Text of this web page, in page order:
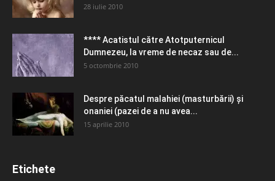
28 iulie 2010
**** Acatistul către Atotputernicul
Dumnezeu, la vreme de necaz sau de...
5 octombrie 2010
Despre păcatul malahiei (masturbării) şi
onaniei (pazei de a nu avea...
15 aprilie 2010
Etichete